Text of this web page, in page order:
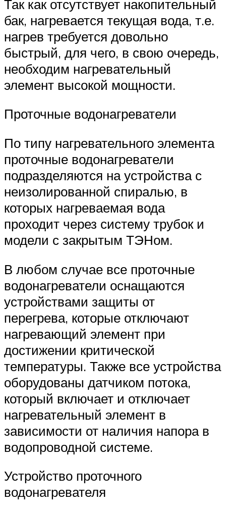
Так как отсутствует накопительный
бак, нагревается текущая вода, т.е.
нагрев требуется довольно
быстрый, для чего, в свою очередь,
необходим нагревательный
элемент высокой мощности.
Проточные водонагреватели
По типу нагревательного элемента
проточные водонагреватели
подразделяются на устройства с
неизолированной спиралью, в
которых нагреваемая вода
проходит через систему трубок и
модели с закрытым ТЭНом.
В любом случае все проточные
водонагреватели оснащаются
устройствами защиты от
перегрева, которые отключают
нагревающий элемент при
достижении критической
температуры. Также все устройства
оборудованы датчиком потока,
который включает и отключает
нагревательный элемент в
зависимости от наличия напора в
водопроводной системе.
Устройство проточного
водонагревателя